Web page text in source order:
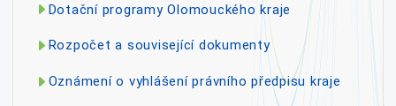
Dotační programy Olomouckého kraje
Rozpočet a související dokumenty
Oznámení o vyhlášení právního předpisu kraje